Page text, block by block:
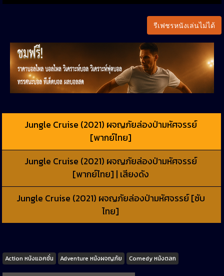
รีเฟชรหนังเล่นไม่ได้
Jungle Cruise (2021) ผจญภัยล่องป่ามหัศจรรย์
[พากย์ไทย]
Jungle Cruise (2021) ผจญภัยล่องป่ามหัศจรรย์
[พากย์ไทย] | เสียงดัง
Jungle Cruise (2021) ผจญภัยล่องป่ามหัศจรรย์ [ซับ
ไทย]
Tags
Action หนังแอคชั่น Adventure หนังผจญภัย Comedy หนังตลก